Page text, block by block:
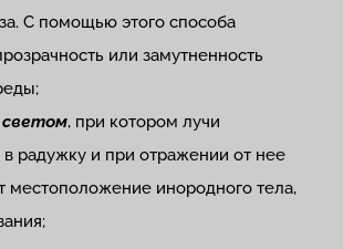
С помощью этого способа
или замутненность
, при котором лучи
в радужку и при отражении от нее
местоположение инородного тела,